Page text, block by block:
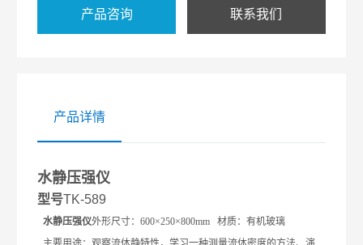
产品咨询 联系我们
产品详情
水静压强仪
型号TK-589
水静压强仪外形尺寸：600×250×800mm 材质：有机玻璃